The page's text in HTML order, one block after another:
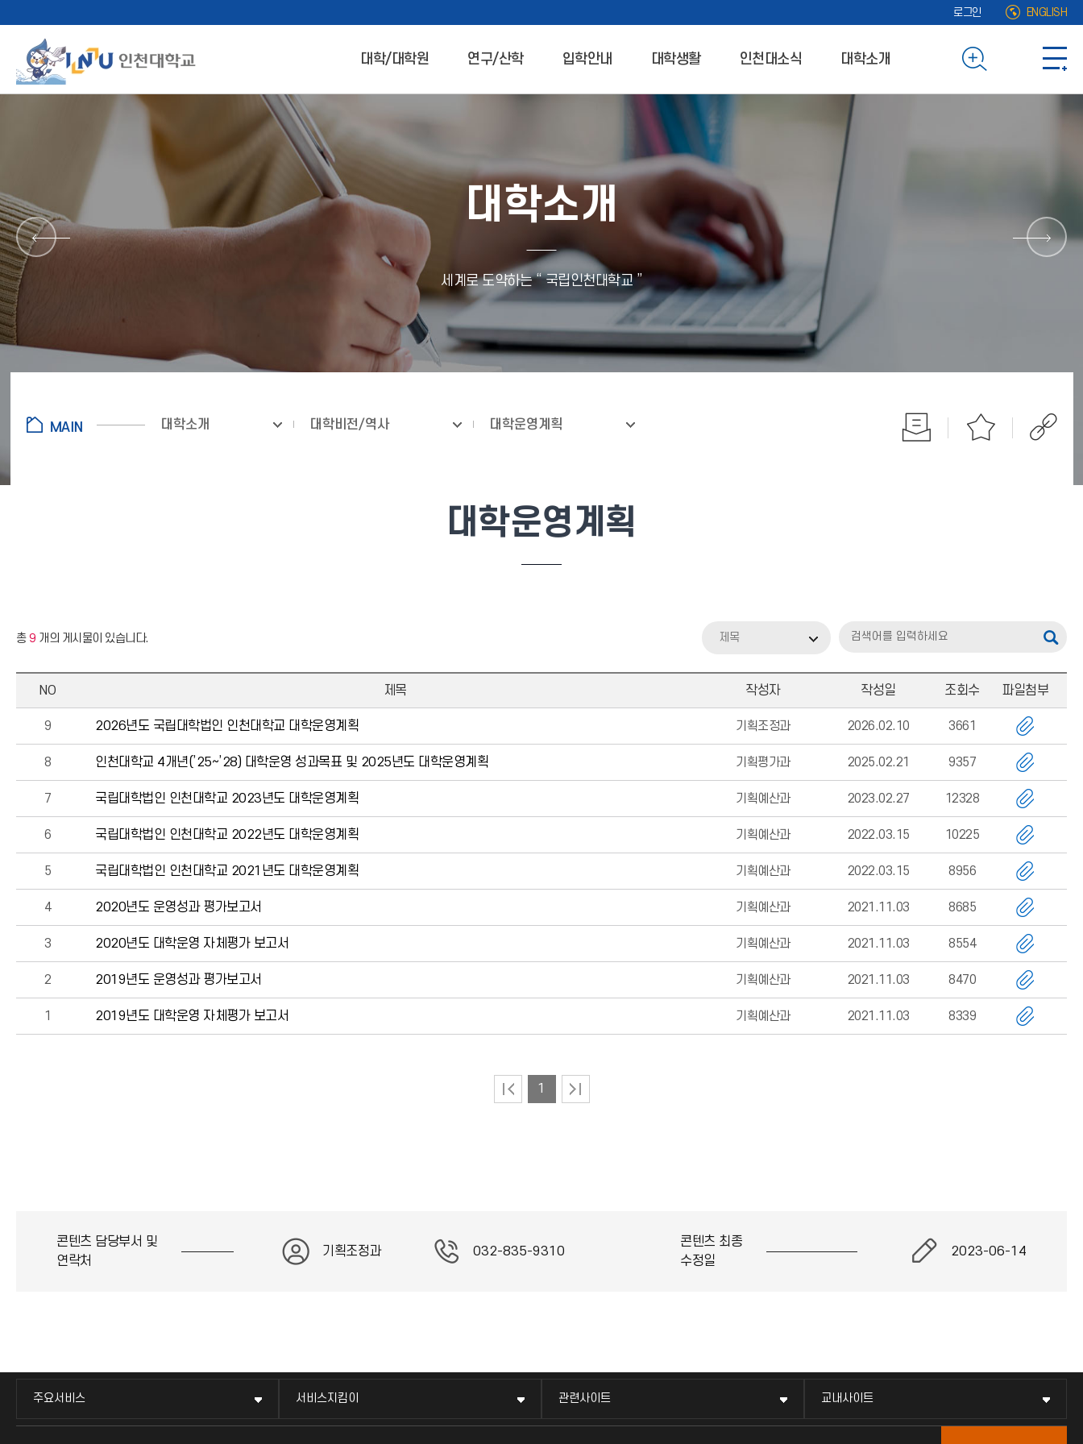
로그인 ENGLISH
대학/대학원 연구/산학 입학안내 대학생활 인천대소식 대학소개
대학소개
세계로 도약하는 “ 국립인천대학교 ”
대학소개 대학비전/역사 대학운영계획
대학운영계획
총9 개의 게시물이 있습니다. 제목
NO 제목 작성자 작성일 조회수 파일첨부
9 2026년도 국립대학법인 인천대학교 대학운영계획 기획조정과 2026.02.10 3661
8 인천대학교 4개년(’25∼’28) 대학운영 성과목표 및 2025년도 대학운영계획 기획평가과 2025.02.21 9357
7 국립대학법인 인천대학교 2023년도 대학운영계획 기획예산과 2023.02.27 12328
6 국립대학법인 인천대학교 2022년도 대학운영계획 기획예산과 2022.03.15 10225
5 국립대학법인 인천대학교 2021년도 대학운영계획 기획예산과 2022.03.15 8956
4 2020년도 운영성과 평가보고서 기획예산과 2021.11.03 8685
3 2020년도 대학운영 자체평가 보고서 기획예산과 2021.11.03 8554
2 2019년도 운영성과 평가보고서 기획예산과 2021.11.03 8470
1 2019년도 대학운영 자체평가 보고서 기획예산과 2021.11.03 8339
1
콘텐츠 담당부서 및
연락처
기획조정과 032-835-9310
콘텐츠 최종
수정일
2023-06-14
주요서비스 서비스지킴이 관련사이트 교내사이트